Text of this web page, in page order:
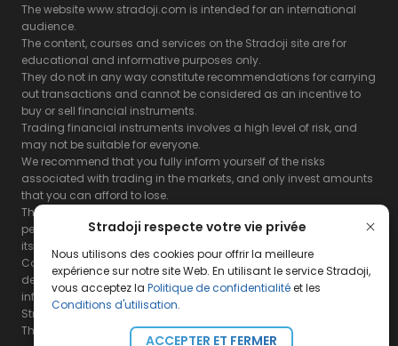
Stradoji respecte votre vie privée
Nous utilisons des cookies pour offrir la meilleure
expérience sur notre site Web. En utilisant le service Stradoji,
vous acceptez la Politique de confidentialitéet les
Conditions d'utilisation.
ACCEPTER ET FERMER
The website www.stradoji.com is intended for an international
audience.
The content, courses and services on the Stradoji site are for
educational and informative purposes only.
They do not in any way constitute recommendations for carrying
out transactions and cannot be considered as an incentive to
buy or sell financial instruments.
Trading financial instruments involves a high level of risk, and
may not be suitable for everyone.
We recommend that you fully inform yourself of the risks
associated with trading in the markets, and only invest amounts
that you can afford to lose.
The Stradoji site does not guarantee the results or the
performance of products based on the information contained on
its site and its servers.
Consequently, the Stradoji site and its publishing company
decline all responsibility in the use that may be made of this
information and the consequences that may result therefrom.
Stradoji Services are not authorized for US citizens or US residents.
The full legal notices areavailable here.